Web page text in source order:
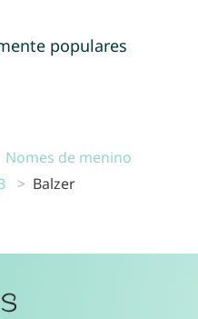
populares
Nomes de menino
Balzer